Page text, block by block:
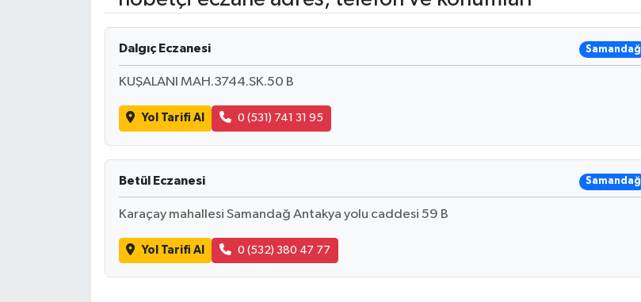
Dalgıç Eczanesi Samandağ
KUŞALANI MAH.3744.SK.50 B
Yol Tarifi Al 0 (531) 741 31 95
Betül Eczanesi Samandağ
Karaçay mahallesi Samandağ Antakya yolu caddesi 59 B
Yol Tarifi Al 0 (532) 380 47 77
RESMİ İLANLAR